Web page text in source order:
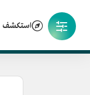
استكشف